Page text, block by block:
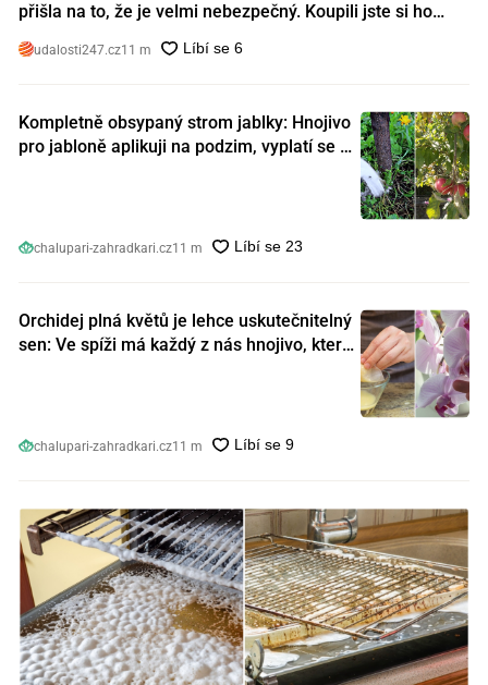
přišla na to, že je velmi nebezpečný. Koupili jste si ho
udalosti247.cz11 m
Kompletně obsypaný strom jablky: Hnojivo
pro jabloně aplikuji na podzim, vyplatí se s
chalupari-zahradkari.cz11 m
Orchidej plná květů je lehce uskutečnitelný
sen: Ve spíži má každý z nás hnojivo, které
chalupari-zahradkari.cz11 m